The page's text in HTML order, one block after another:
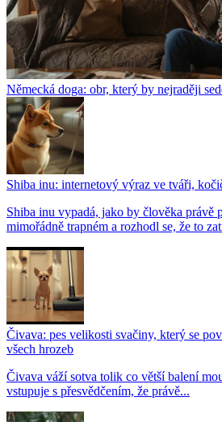
Německá doga: obr, který by nejraději
Shiba inu: internetový výraz ve tváři,
Shiba inu vypadá, jako by člověka právě
mimořádně trapném a rozhodl se, že to
Čivava: pes velikosti svačiny, který se
všech hrozeb
Čivava váží sotva tolik co větší balení
vstupuje s přesvědčením, že právě...